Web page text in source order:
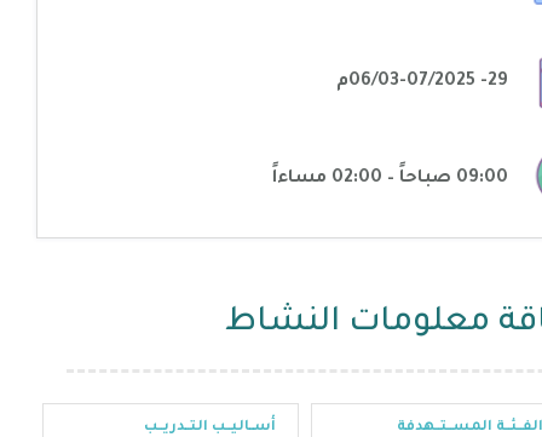
09:00 صباحاً – 02:00 مساءاً
معلومات النشاط
أســاليــب التــدريــب المســتــهدفة